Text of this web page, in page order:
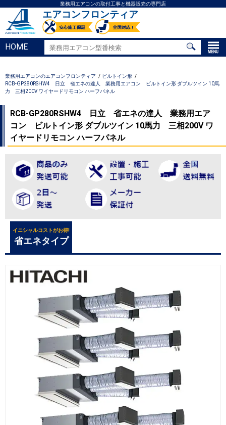
業務用エアコンの取付工事と機器販売の専門店
エアコンフロンティア
HOME
業務用エアコンのエアコンフロンティア
ビルトイン形
RCB-GP280RSHW4 日立 省エネの達人 業務用エアコン ビルトイン形 ダブルツイン 10馬
力 三相200V ワイヤードリモコン ハーフパネル
RCB-GP280RSHW4 日立 省エネの達人 業務用エア
コン ビルトイン形 ダブルツイン 10馬力 三相200V ワ
イヤードリモコン ハーフパネル
イニシャルコストがお得!
省エネタイプ